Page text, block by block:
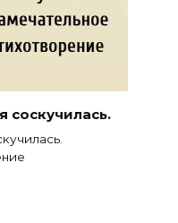
соскучилась.